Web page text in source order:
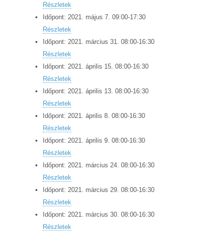
Részletek
Időpont: 2021. május 7 09:00-17:30
Részletek
Időpont: 2021. március 31 08:00-16:30
Részletek
Időpont: 2021. április 15 08:00-16:30
Részletek
Időpont: 2021. április 13 08:00-16:30
Részletek
Időpont: 2021. április 8 08:00-16:30
Részletek
Időpont: 2021. április 9 08:00-16:30
Részletek
Időpont: 2021. március 24 08:00-16:30
Részletek
Időpont: 2021. március 29 08:00-16:30
Részletek
Időpont: 2021. március 30 08:00-16:30
Részletek